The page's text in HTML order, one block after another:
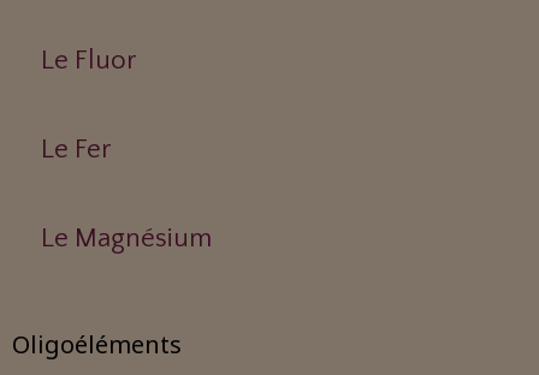
Le Fluor
Le Fer
Le Magnésium
Oligoéléments